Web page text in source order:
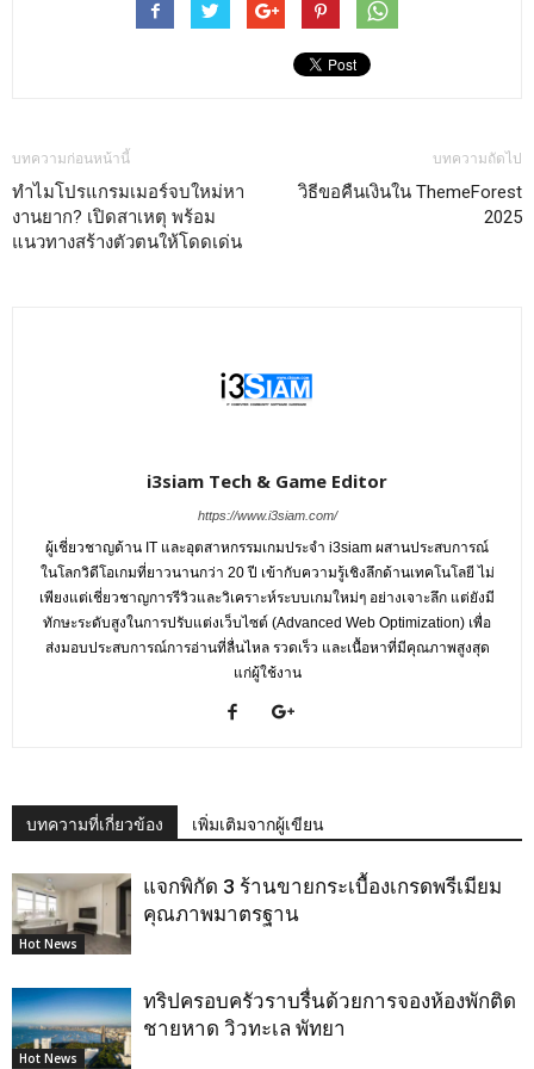
บทความก่อนหน้านี้
ทำไมโปรแกรมเมอร์จบใหม่หา
งานยาก? เปิดสาเหตุ พร้อม
แนวทางสร้างตัวตนให้โดดเด่น
บทความถัดไป
วิธีขอคืนเงินใน ThemeForest
2025
i3siam Tech & Game Editor
https://www.i3siam.com/
ผู้เชี่ยวชาญด้าน IT และอุตสาหกรรมเกมประจำ i3siam ผสานประสบการณ์
ในโลกวิดีโอเกมที่ยาวนานกว่า 20 ปี เข้ากับความรู้เชิงลึกด้านเทคโนโลยี ไม่
เพียงแต่เชี่ยวชาญการรีวิวและวิเคราะห์ระบบเกมใหม่ๆ อย่างเจาะลึก แต่ยังมี
ทักษะระดับสูงในการปรับแต่งเว็บไซต์ (Advanced Web Optimization) เพื่อ
ส่งมอบประสบการณ์การอ่านที่ลื่นไหล รวดเร็ว และเนื้อหาที่มีคุณภาพสูงสุด
แก่ผู้ใช้งาน
บทความที่เกี่ยวข้อง เพิ่มเติมจากผู้เขียน
Hot News
แจกพิกัด 3 ร้านขายกระเบื้องเกรดพรีเมียม
คุณภาพมาตรฐาน
Hot News
ทริปครอบครัวราบรื่นด้วยการจองห้องพักติด
ชายหาด วิวทะเล พัทยา